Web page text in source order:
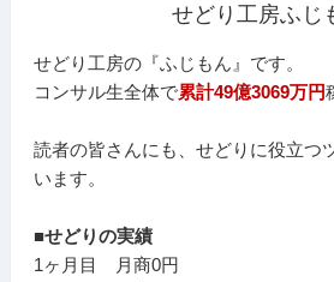
せどり工房ふじ
せどり工房の『ふじもん』です。
コンサル生全体で累計49億3069万円
読者の皆さんにも、せどりに役立つ
います。
■せどりの実績
1ヶ月目 月商0円